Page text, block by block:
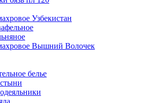
Узбекистан
Вышний Волочек
белье